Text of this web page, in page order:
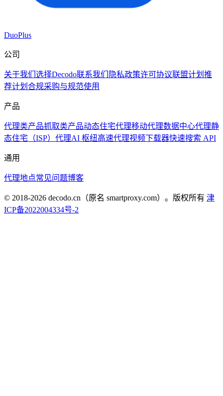
DuoPlus
公司
关于我们 选择Decodo联系我们 隐私政策许可协议联盟计划 推
荐计划 合规采购与规范使用
产品
代理类产品抓取类产品动态住宅代理移动代理数据中心代理静
态住宅（ISP）代理AI 枢纽高速代理视频下载器快速搜索 API
通用
代理地点常见问题博客
© 2018-2026 decodo.cn（原名 smartproxy.com）。版权所有 津
ICP备2022004334号-2